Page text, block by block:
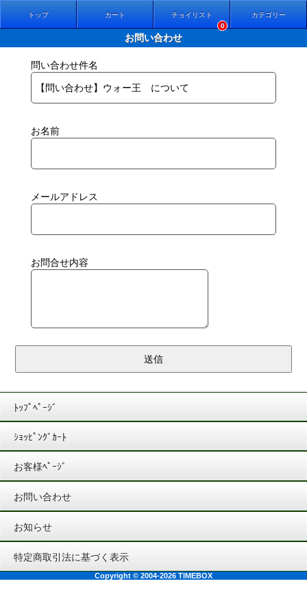
トップ カート
チョイリスト
0
カテゴリー
お問い合わせ
問い合わせ件名
お名前
メールアドレス
お問合せ内容
ﾄｯﾌﾟﾍﾟｰｼﾞ
ｼｮｯﾋﾟﾝｸﾞｶｰﾄ
お客様ﾍﾟｰｼﾞ
お問い合わせ
お知らせ
特定商取引法に基づく表示
Copyright © 2004-2026 TIMEBOX